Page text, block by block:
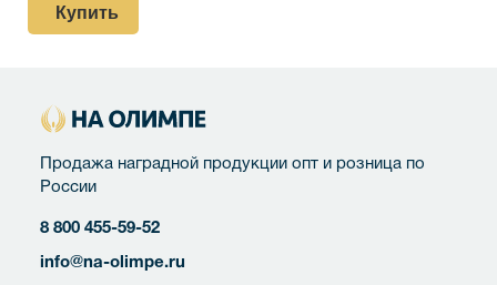
Купить
Продажа наградной продукции опт и розница по
России
8 800 455-59-52
info@na-olimpe.ru